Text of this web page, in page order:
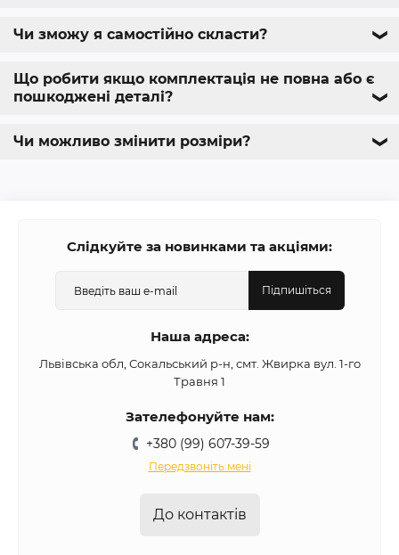
Чи зможу я самостійно скласти? ❯
Що робити якщо комплектація не повна або є
пошкоджені деталі?
❯
Чи можливо змінити розміри? ❯
Слідкуйте за новинками та акціями:
Підпишіться
Наша адреса:
Львівська обл, Сокальський р-н, смт. Жвирка вул. 1-го
Травня 1
Зателефонуйте нам:
+380 (99) 607-39-59
Передзвоніть мені
До контактів